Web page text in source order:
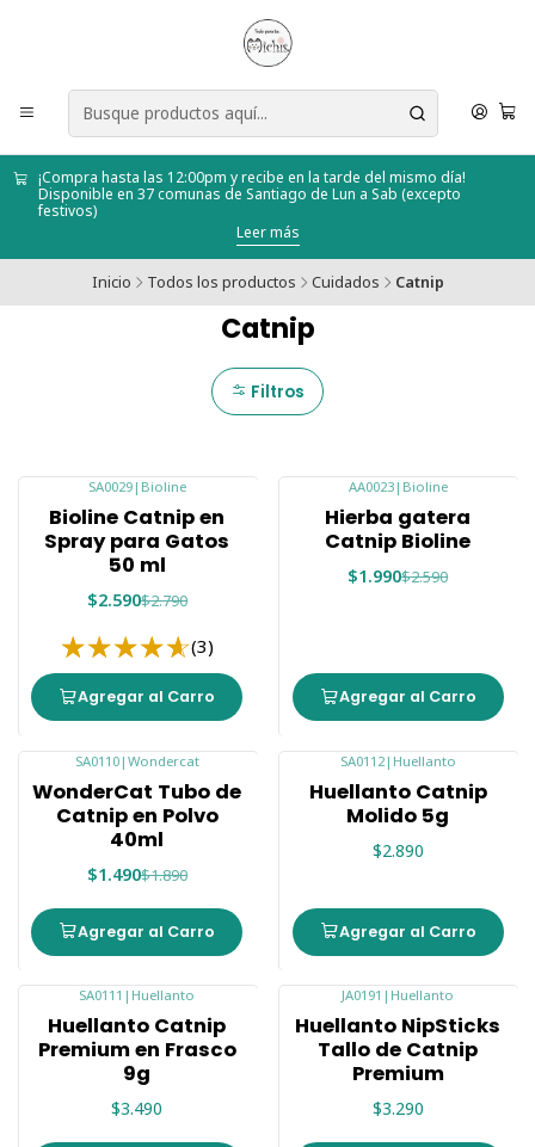
¡Compra hasta las 12:00pm y recibe en la tarde del mismo día!
Disponible en 37 comunas de Santiago de Lun a Sab (excepto
festivos)
Leer más
Inicio Todos los productos Cuidados Catnip
Catnip
Filtros
SA0029| Bioline
Bioline Catnip en
Spray para Gatos
50 ml
$2.590$2.790
(3)
Agregar al Carro
AA0023| Bioline
Hierba gatera
Catnip Bioline
$1.990$2.590
Agregar al Carro
Nuevo
SA0110| Wondercat
WonderCat Tubo de
Catnip en Polvo
40ml
$1.490$1.890
Agregar al Carro
SA0112| Huellanto
Huellanto Catnip
Molido 5g
$2.890
Agregar al Carro
SA0111 | Huellanto
Huellanto Catnip
Premium en Frasco
9g
$3.490
JA0191 | Huellanto
Huellanto NipSticks
Tallo de Catnip
Premium
$3.290